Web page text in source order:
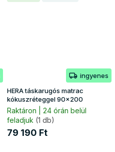
ingyenes
HERA táskarugós matrac
kókuszréteggel 90x200
Raktáron | 24 órán belül
feladjuk (1 db)
79 190 Ft